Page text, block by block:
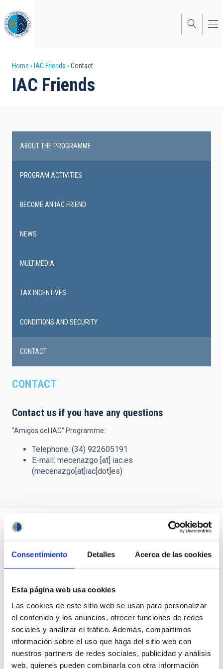
Consentimiento Detalles Acerca de las cookies
Esta página web usa cookies
Las cookies de este sitio web se usan para personalizar
el contenido y los anuncios, ofrecer funciones de redes
sociales y analizar el tráfico. Además, compartimos
información sobre el uso que haga del sitio web con
nuestros partners de redes sociales, publicidad y análisis
web, quienes pueden combinarla con otra información
to
main
content
Breadcrumb
Home IAC Friends Contact
IAC Friends
CONTACT
Contact us if you have any questions
"Amigos del IAC" Programme:
Telephone: (34) 922605191
E-mail: mecenazgo [at] iac.es
(mecenazgo[at]iac[dot]es)
Friends
ABOUT THE PROGRAMME
PROGRAM ACTIVITIES
BECOME AN IAC FRIEND
NEWS
MULTIMEDIA
TAX INCENTIVES
CONDITIONS AND SECURITY
CONTACT